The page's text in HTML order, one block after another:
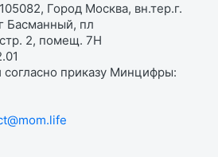
Город Москва, вн.тер.г.
Басманный, пл
стр. 2, помещ. 7Н
приказу Минцифры: